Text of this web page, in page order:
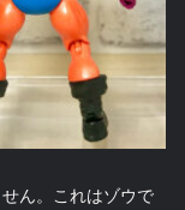
ん。これはゾウで